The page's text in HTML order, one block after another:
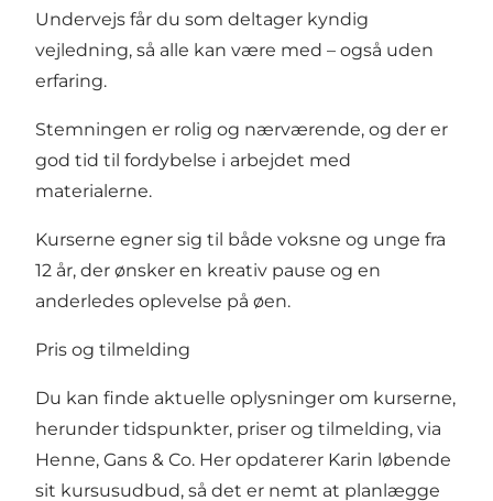
Undervejs får du som deltager kyndig
vejledning, så alle kan være med – også uden
erfaring.
Stemningen er rolig og nærværende, og der er
god tid til fordybelse i arbejdet med
materialerne.
Kurserne egner sig til både voksne og unge fra
12 år, der ønsker en kreativ pause og en
anderledes oplevelse på øen.
Pris og tilmelding
Du kan finde aktuelle oplysninger om kurserne,
herunder tidspunkter, priser og tilmelding, via
Henne, Gans & Co. Her opdaterer Karin løbende
sit kursusudbud, så det er nemt at planlægge